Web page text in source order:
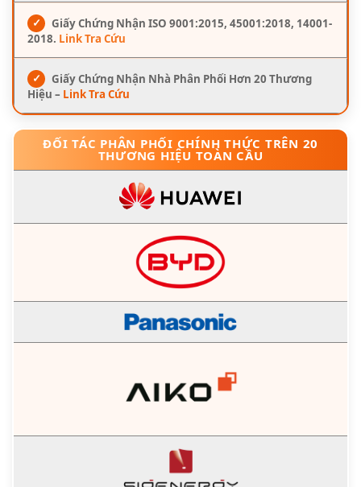
✓
Giấy Chứng Nhận ISO 9001:2015, 45001:2018, 14001-
2018. Link Tra Cứu
✓
Giấy Chứng Nhận Nhà Phân Phối Hơn 20 Thương
Hiệu – Link Tra Cứu
ĐỐI TÁC PHÂN PHỐI CHÍNH THỨC TRÊN 20
THƯƠNG HIỆU TOÀN CẦU